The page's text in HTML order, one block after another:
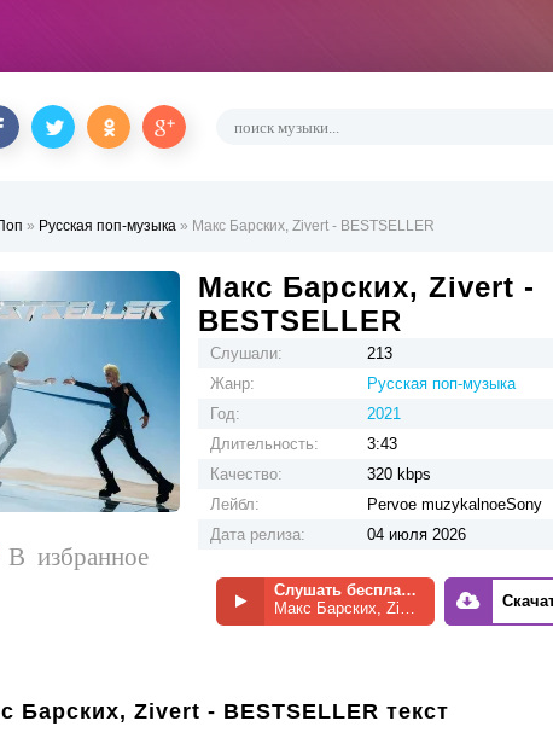
» Русская поп-музыка » Макс Барских, Zivert - BESTSELLER
В избранное
Макс Барских, Zivert -
BESTSELLER
Слушали:
213
Жанр:
Русская поп-музыка
Год:
2021
Длительность:
3:43
Качество:
320 kbps
Лейбл:
Pervoe muzykalnoeSony
Дата релиза:
04 июля 2026
Слушать бесплатно
Макс Барских, Zivert - BESTSELLER
Барских, Zivert - BESTSELLER текст